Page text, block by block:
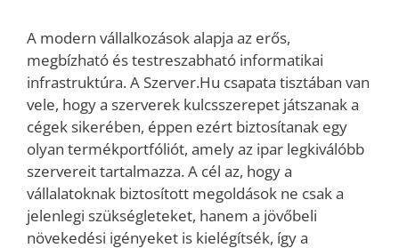
A modern vállalkozások alapja az erős,
megbízható és testreszabható informatikai
infrastruktúra. A Szerver.Hu csapata tisztában van
vele, hogy a szerverek kulcsszerepet játszanak a
cégek sikerében, éppen ezért biztosítanak egy
olyan termékportfóliót, amely az ipar legkiválóbb
szervereit tartalmazza. A cél az, hogy a
vállalatoknak biztosított megoldások ne csak a
jelenlegi szükségleteket, hanem a jövőbeli
növekedési igényeket is kielégítsék, így a